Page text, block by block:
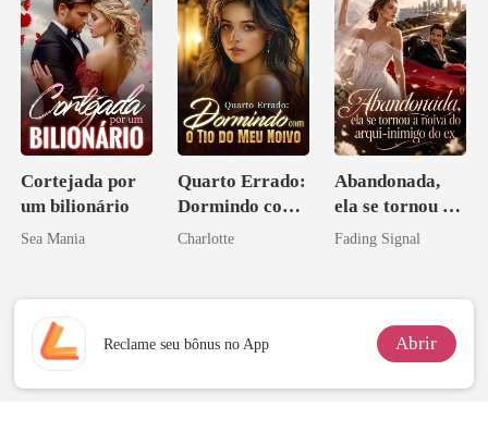
Cortejada por
um bilionário
Sea Mania
Quarto Errado:
Dormindo com
o Tio do Meu
Charlotte
Abandonada,
ela se tornou a
noiva do arqui-
Fading Signal
Reclame seu bônus no App Abrir